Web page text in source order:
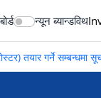
न्यून ब्यान्डविथ
तयार गर्ने सम्बन्धमा